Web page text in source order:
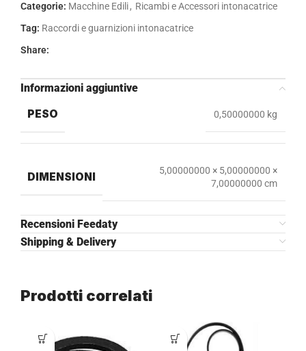
Categorie: Macchine Edili, Ricambi e Accessori intonacatrice
Tag: Raccordi e guarnizioni intonacatrice
Share:
Informazioni aggiuntive
PESO
0,50000000 kg
DIMENSIONI
5,00000000 × 5,00000000 ×
7,00000000 cm
Recensioni Feedaty
Shipping & Delivery
Prodotti correlati